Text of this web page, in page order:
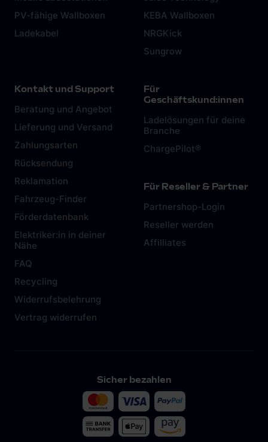
PV-fähige Wallboxen
Ladekabel
KEBA Wallboxen
NRGKick
Sungrow
Kontakt und Support
Beratung und Angebot
Lieferung und Versand
Zahlungsarten
Rücksendung
Reklamation
Fahrzeug-Finder
Förderdatenbank
Elektriker:in in deiner
Nähe
FAQ
Recycling
Widerrufsbelehrung
Vertrag widerrufen
Für
Geschäftskund:innen
Ladelösungen für deine
Branche
ChargePilot®
Für Reseller & Partner
Partnershop-Login
Reseller werden
Affilliates
Sicher bezahlen